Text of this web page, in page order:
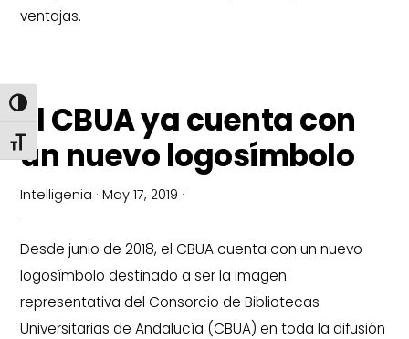
ALTERNAR ALTO CONTRASTE
ALTERNAR TAMAÑO DE LETRA
ventajas.
El CBUA ya cuenta con
un nuevo logosímbolo
Intelligenia ·May 17, 2019 ·
Desde junio de 2018, el CBUA cuenta con un nuevo
logosímbolo destinado a ser la imagen
representativa del Consorcio de Bibliotecas
Universitarias de Andalucía (CBUA) en toda la difusión